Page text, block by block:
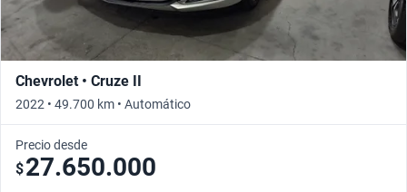
Chevrolet • Cruze II
2022 • 49.700 km • Automático
Precio desde
$27.650.000